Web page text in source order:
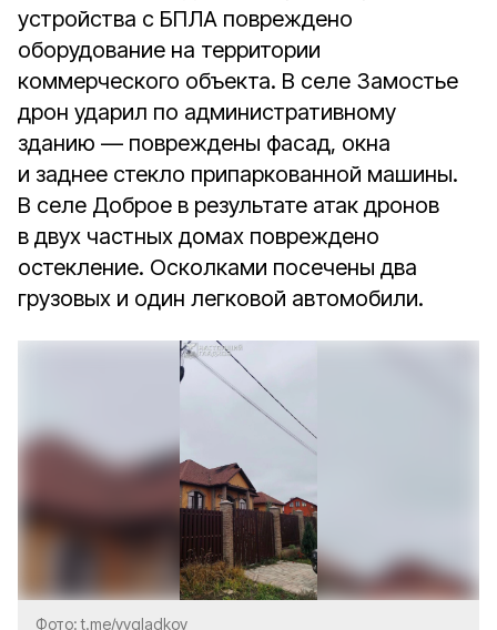
устройства с БПЛА повреждено
оборудование на территории
коммерческого объекта. В селе Замостье
дрон ударил по административному
зданию — повреждены фасад, окна
и заднее стекло припаркованной машины.
В селе Доброе в результате атак дронов
в двух частных домах повреждено
остекление. Осколками посечены два
грузовых и один легковой автомобили.
Фото: t.me/vvgladkov